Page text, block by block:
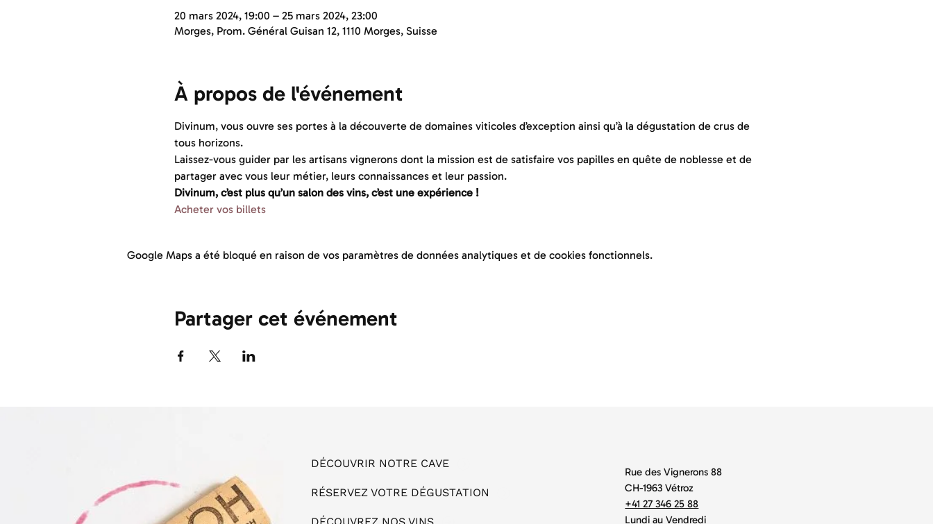
20 mars 2024, 19:00 – 25 mars 2024, 23:00
Morges, Prom. Général Guisan 12, 1110 Morges, Suisse
À propos de l'événement
Divinum, vous ouvre ses portes à la découverte de domaines viticoles d’exception ainsi qu’à la dégustation de crus de
tous horizons.
Laissez-vous guider par les artisans vignerons dont la mission est de satisfaire vos papilles en quête de noblesse et de
partager avec vous leur métier, leurs connaissances et leur passion.
Divinum, c’est plus qu’un salon des vins, c’est une expérience !
Acheter vos billets
Google Maps a été bloqué en raison de vos paramètres de données analytiques et de cookies fonctionnels.
Partager cet événement
Rue des Vignerons 88
CH-1963 Vétroz
+41 27 346 25 88
Lundi au Vendredi
DÉCOUVRIR NOTRE CAVE
RÉSERVEZ VOTRE DÉGUSTATION